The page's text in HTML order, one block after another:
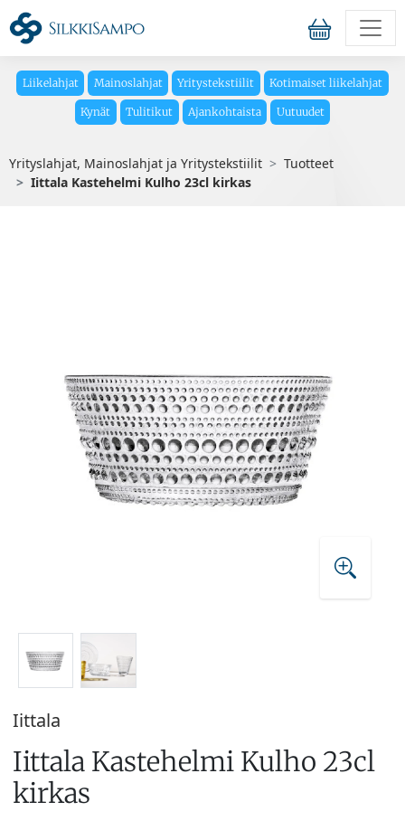
Liikelahjat Mainoslahjat Yritystekstiilit Kotimaiset liikelahjat
Kynät Tulitikut Ajankohtaista Uutuudet
Yrityslahjat, Mainoslahjat ja Yritystekstiilit
Tuotteet
Iittala Kastehelmi Kulho 23cl kirkas
Iittala
Iittala Kastehelmi Kulho 23cl
kirkas